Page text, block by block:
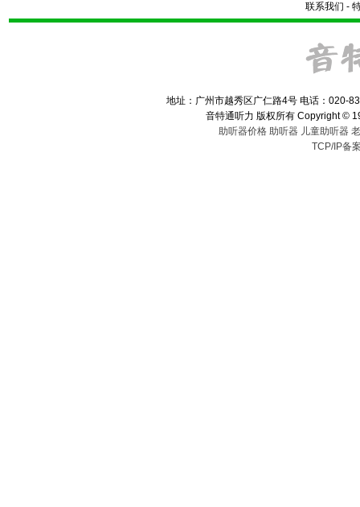
联系我们 -
地址：广州市越秀区广仁路4号 电话：020-
音特通听力 版权所有 Copyright ©
助听器价格 助听器 儿童助听器
TCP/IP备